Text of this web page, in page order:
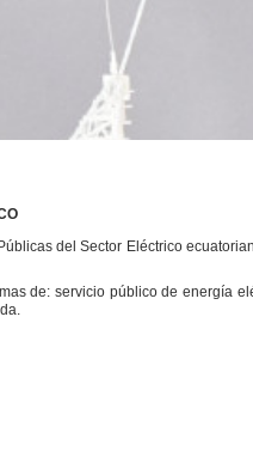
del Sector Eléctrico
de: servicio público de energía